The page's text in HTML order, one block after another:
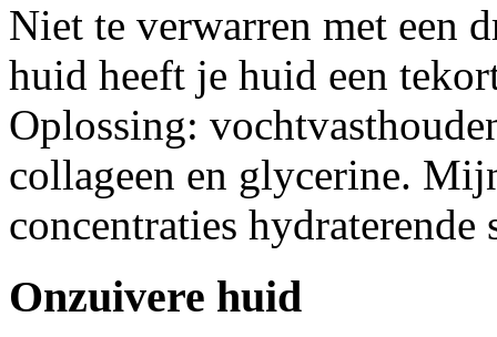
Niet te verwarren met een
huid heeft je huid een
Oplossing:
collageen en glycerine.
concentraties hydraterende
Onzuivere huid